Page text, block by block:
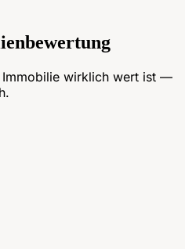
Immobilie wirklich wert ist —